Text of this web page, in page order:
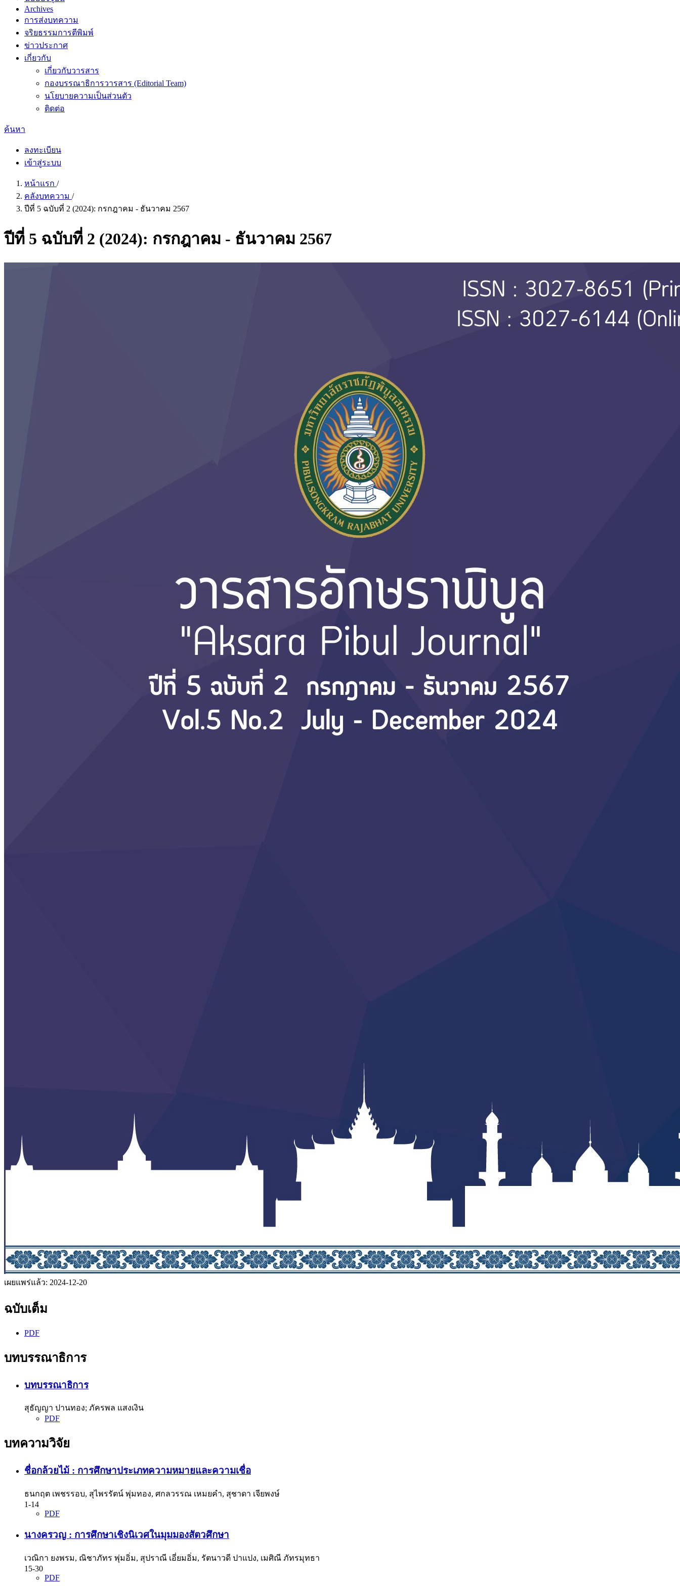
Archives
การส่งบทความ
จริยธรรมการตีพิมพ์
ข่าวประกาศ
เกี่ยวกับ
เกี่ยวกับวารสาร
กองบรรณาธิการวารสาร (Editorial Team)
นโยบายความเป็นส่วนตัว
ติดต่อ
ค้นหา
ลงทะเบียน
เข้าสู่ระบบ
หน้าแรก /
คลังบทความ /
ปีที่ 5 ฉบับที่ 2 (2024): กรกฎาคม - ธันวาคม 2567
ปีที่ 5 ฉบับที่ 2 (2024): กรกฎาคม - ธันวาคม 2567
เผยแพร่แล้ว: 2024-12-20
ฉบับเต็ม
PDF
บทบรรณาธิการ
บทบรรณาธิการ
สุธัญญา ปานทอง; ภัครพล แสงเงิน
PDF
บทความวิจัย
ชื่อกล้วยไม้ : การศึกษาประเภทความหมายและความเชื่อ
ธนกฤต เพชรรอบ, สุไพรรัตน์ พุ่มทอง, ศกลวรรณ เหมยคำ, สุชาดา เจียพงษ์
1-14
PDF
นางครวญ : การศึกษาเชิงนิเวศในมุมมองสัตวศึกษา
เวณิกา ยงพรม, ณิชาภัทร พุ่มอิ่ม, สุปราณี เอี่ยมอิ่ม, รัตนาวดี ปาแปง, เมศิณี ภัทรมุทธา
15-30
PDF